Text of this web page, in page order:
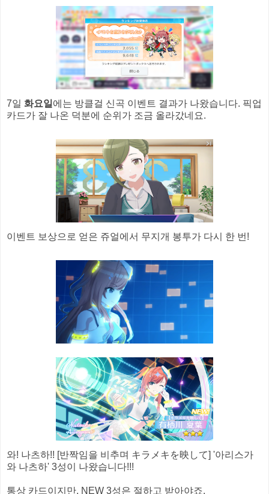
7일 화요일 에는 방클걸 신곡 이벤트 결과가 나왔습니다. 픽업
카드가 잘 나온 덕분에 순위가 조금 올라갔네요.
이벤트 보상으로 얻은 쥬얼에서 무지개 봉투가 다시 한 번!
와! 나츠하!! [반짝임을 비추며 キラメキを映して] '아리스가
와 나츠하' 3성이 나왔습니다!!!
통상 카드이지만, NEW 3성은 절하고 받아야죠.